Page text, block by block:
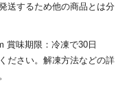
送するため他の商品とは分
賞味期限：冷凍で30日
ださい。解凍方法などの詳